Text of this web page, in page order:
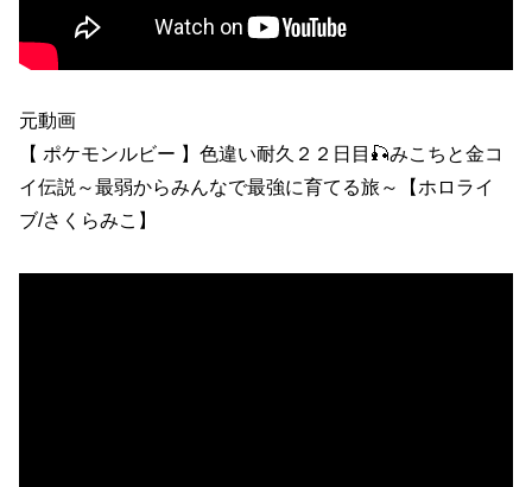
元動画
【 ポケモンルビー 】色違い耐久２２日目🎣みこちと金コ
イ伝説～最弱からみんなで最強に育てる旅～【ホロライ
ブ/さくらみこ】